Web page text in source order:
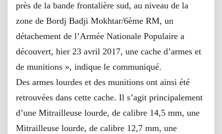
près de la bande frontalière sud, au niveau de la
zone de Bordj Badji Mokhtar/6ème RM, un
détachement de l’Armée Nationale Populaire a
découvert, hier 23 avril 2017, une cache d’armes et
de munitions », indique le communiqué.
Des armes lourdes et des munitions ont ainsi été
retrouvées dans cette cache. Il s’agit principalement
d’une Mitrailleuse lourde, de calibre 14,5 mm, une
Mitrailleuse lourde, de calibre 12,7 mm, une